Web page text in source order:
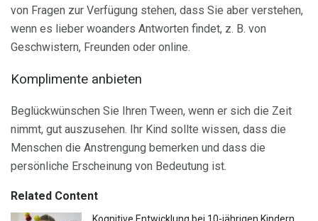
von Fragen zur Verfügung stehen, dass Sie aber verstehen,
wenn es lieber woanders Antworten findet, z. B. von
Geschwistern, Freunden oder online.
Komplimente anbieten
Beglückwünschen Sie Ihren Tween, wenn er sich die Zeit
nimmt, gut auszusehen. Ihr Kind sollte wissen, dass die
Menschen die Anstrengung bemerken und dass die
persönliche Erscheinung von Bedeutung ist.
Related Content
Kognitive Entwicklung bei 10-jährigen Kindern